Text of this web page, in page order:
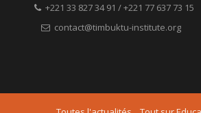
+221 33 827 34 91 / +221 77 637 73 15
contact@timbuktu-institute.org